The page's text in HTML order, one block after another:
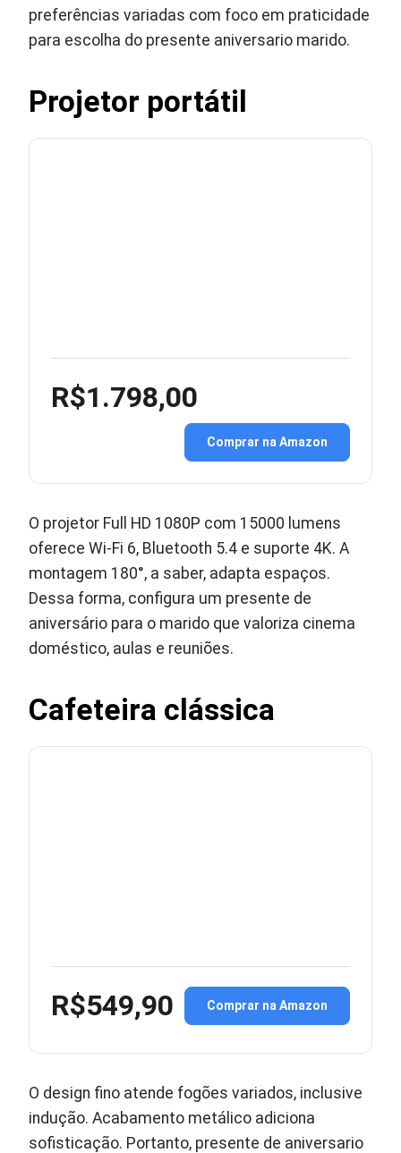
preferências variadas com foco em praticidade
para escolha do presente aniversario marido.
Projetor portátil
R$1.798,00
Comprar na Amazon
O projetor Full HD 1080P com 15000 lumens
oferece Wi-Fi 6, Bluetooth 5.4 e suporte 4K. A
montagem 180°, a saber, adapta espaços.
Dessa forma, configura um presente de
aniversário para o marido que valoriza cinema
doméstico, aulas e reuniões.
Cafeteira clássica
R$549,90 Comprar na Amazon
O design fino atende fogões variados, inclusive
indução. Acabamento metálico adiciona
sofisticação. Portanto, presente de aniversario